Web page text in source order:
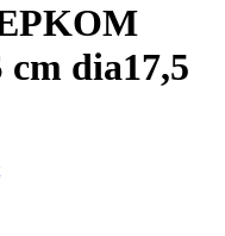
cm dia17,5